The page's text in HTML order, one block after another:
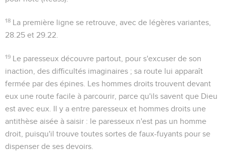
18 La première ligne se retrouve, avec de légères variantes,
28.25 et 29.22
19 Le paresseux découvre partout, pour s'excuser de son
inaction, des difficultés imaginaires ; sa route lui apparaît
fermée par des épines. Les hommes droits trouvent devant
eux une route facile à parcourir, parce qu'ils savent que Dieu
est avec eux. Il y a entre paresseux et hommes droits une
antithèse aisée à saisir : le paresseux n'est pas un homme
droit, puisqu'il trouve toutes sortes de faux-fuyants pour se
dispenser de ses devoirs.